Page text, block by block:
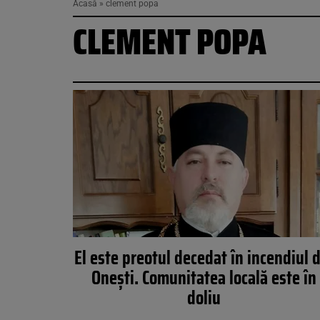
Acasă » clement popa
CLEMENT POPA
El este preotul decedat în incendiul
Oneşti. Comunitatea locală este în
doliu